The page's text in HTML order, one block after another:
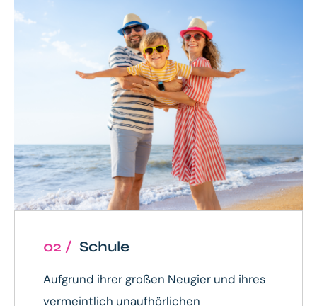
02 / Schule
Aufgrund ihrer großen Neugier und ihres
vermeintlich unaufhörlichen